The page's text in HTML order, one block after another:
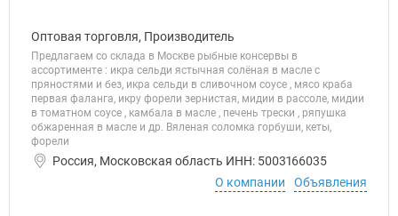
Оптовая торговля, Производитель
Предлагаем со склада в Москве рыбные консервы в
ассортименте : икра сельди ястычная солёная в масле с
пряностями и без, икра сельди в сливочном соусе , мясо краба
первая фаланга, икру форели зернистая, мидии в рассоле, мидии
в томатном соусе , камбала в масле , печень трески , ряпушка
обжаренная в масле и др. Вяленая соломка горбуши, кеты,
форели
Россия, Московская область ИНН: 5003166035
О компании
Объявления